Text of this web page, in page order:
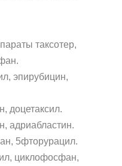
таксотер,
эпирубицин,
доцетаксил.
адриабластин.
5фторурацил.
циклофосфан,